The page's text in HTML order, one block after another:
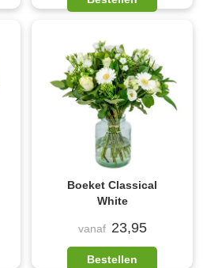
Boeket Classical
White
vanaf 23,95
Bestellen